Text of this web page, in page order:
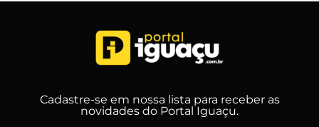
Cadastre-se em nossa lista para receber as
novidades do Portal Iguaçu.